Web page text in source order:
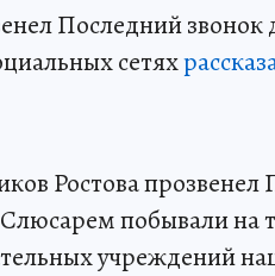
Последний звонок
сетях
Ростова
побывали на
учреждений